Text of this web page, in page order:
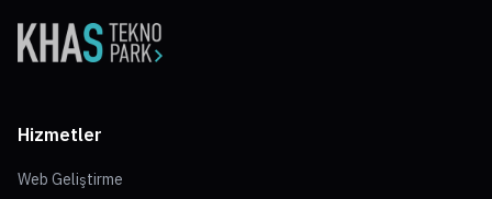
Hizmetler
Web Geliştirme